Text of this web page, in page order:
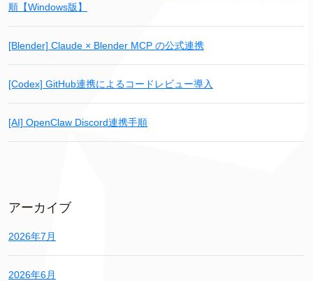
順【Windows版】
[Blender] Claude × Blender MCP の公式連携
[Codex] GitHub連携によるコードレビュー導入
[AI] OpenClaw Discord連携手順
アーカイブ
2026年7月
2026年6月